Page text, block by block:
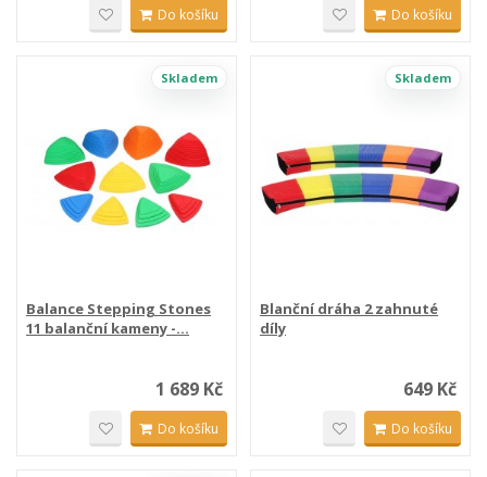
Do košíku Do košíku
Skladem
Balance Stepping Stones
11 balanční kameny -...
1 689 Kč
Do košíku
Skladem
Blanční dráha 2 zahnuté
díly
649 Kč
Do košíku